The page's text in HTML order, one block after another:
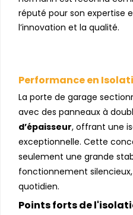
réputé pour son expertise
l’innovation et la qualité.
Performance en
La porte de garage
avec des panneaux à
d’épaisseur, offrant une
exceptionnelle. Cette
seulement une grande
fonctionnement
quotidien.
Points forts de